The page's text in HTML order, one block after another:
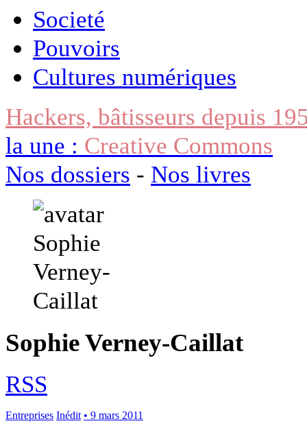
Societé
Pouvoirs
Cultures numériques
Hackers, bâtisseurs depuis
la une : Creative Commons
Nos dossiers - Nos livres
Sophie Verney-Caillat
RSS
Entreprises Inédit • 9 mars 2011